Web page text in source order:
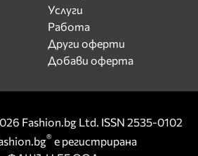
Услуги
Работа
Други оферти
Добави оферта
Fashion.bg Ltd. ISSN 2535-0102
® е регистрирана